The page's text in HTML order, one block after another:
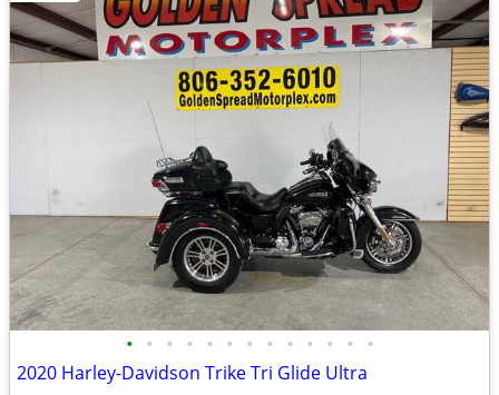
• • • • • • • • • • • • •
2020 Harley-Davidson Trike Tri Glide Ultra